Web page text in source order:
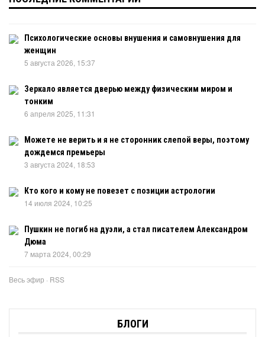
Психологические основы внушения и самовнушения для
женщин
5 августа 2026, 15:37
Зеркало является дверью между физическим миром и
тонким
6 апреля 2025, 11:31
Можете не верить и я не сторонник слепой веры, поэтому
дождемся премьеры
3 августа 2024, 18:53
Кто кого и кому не повезет с позиции астрологии
14 июля 2024, 10:25
Пушкин не погиб на дуэли, а стал писателем Александром
Дюма
7 марта 2024, 00:29
Весь эфир · RSS
БЛОГИ